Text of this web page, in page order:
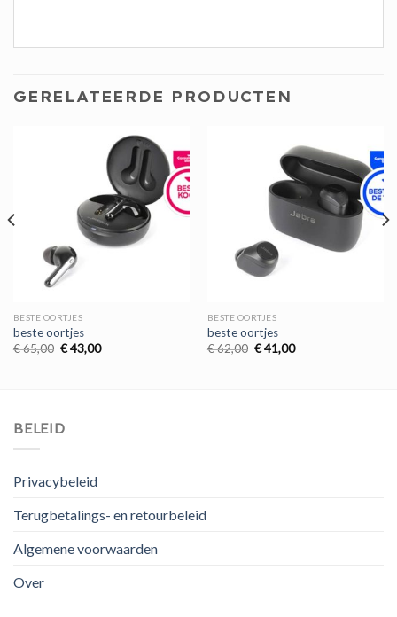
GERELATEERDE PRODUCTEN
BESTE OORTJES
beste oortjes
€65,00 Oorspronkelijke
€43,00Huidige
BESTE OORTJES
beste oortjes
€62,00 Oorspronkelijke
€41,00Huidige
BELEID
Privacybeleid
Terugbetalings- en retourbeleid
Algemene voorwaarden
Over